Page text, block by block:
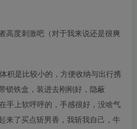
高度刺激吧（对于我来说还是很爽
积是比较小的，方便收纳与出行携
锁铁盒，装进去刚刚好，隐蔽
手上软呼呼的，手感很好，没啥气
来了买点斩男香，我斩我自己，牛